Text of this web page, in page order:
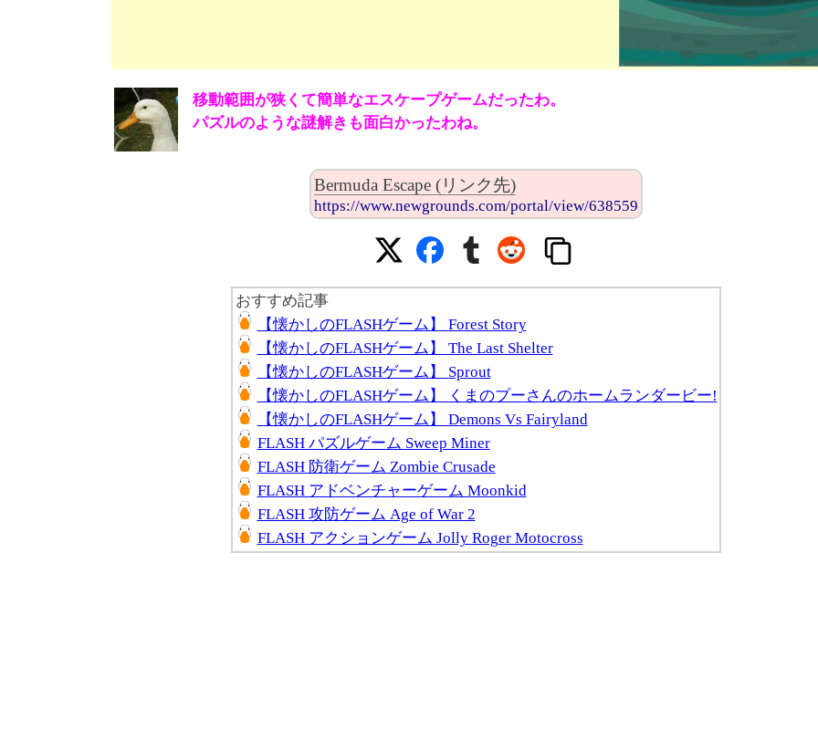
移動範囲が狭くて簡単なエスケープゲームだったわ。
パズルのような謎解きも面白かったわね。
Bermuda Escape (リンク先)
https://www.newgrounds.com/portal/view/638559
おすすめ記事
【懐かしのFLASHゲーム】 Forest Story
【懐かしのFLASHゲーム】 The Last Shelter
【懐かしのFLASHゲーム】 Sprout
【懐かしのFLASHゲーム】 くまのプーさんのホームランダービー!
【懐かしのFLASHゲーム】 Demons Vs Fairyland
FLASH パズルゲーム Sweep Miner
FLASH 防衛ゲーム Zombie Crusade
FLASH アドベンチャーゲーム Moonkid
FLASH 攻防ゲーム Age of War 2
FLASH アクションゲーム Jolly Roger Motocross